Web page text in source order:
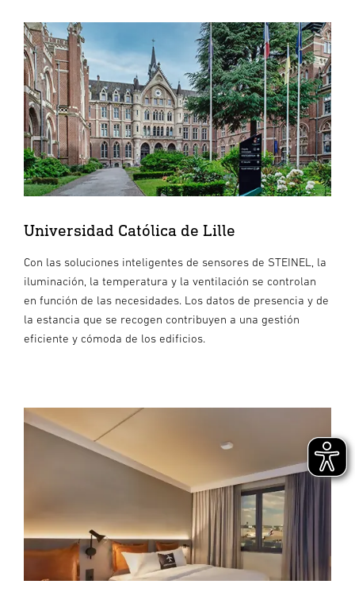
Universidad Católica de Lille
Con las soluciones inteligentes de sensores de STEINEL, la
iluminación, la temperatura y la ventilación se controlan
en función de las necesidades. Los datos de presencia y de
la estancia que se recogen contribuyen a una gestión
eficiente y cómoda de los edificios.